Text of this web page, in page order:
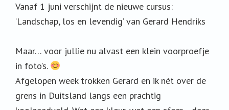
Vanaf 1 juni verschijnt de nieuwe cursus:
‘Landschap, los en levendig’ van Gerard Hendriks
Maar… voor jullie nu alvast een klein voorproefje
in foto’s.
Afgelopen week trokken Gerard en ik nét over de
grens in Duitsland langs een prachtig